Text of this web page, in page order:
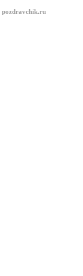
pozdravchik.ru